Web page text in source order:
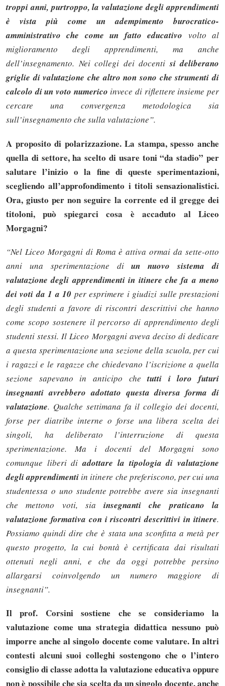
troppi anni, purtroppo, la valutazione degli apprendimenti
è vista più come un adempimento burocratico-
amministrativo che come un fatto educativo volto al
miglioramento degli apprendimenti, ma anche
dell’insegnamento. Nei collegi dei docentisi deliberano
griglie di valutazione che altro non sono che strumenti di
calcolo di un voto numerico invece di riflettere insieme per
cercare una convergenza metodologica sia
sull’insegnamento che sulla valutazione”.
A proposito di polarizzazione. La stampa, spesso anche
quella di settore, ha scelto di usare toni “da stadio” per
salutare l’inizio o la fine di queste sperimentazioni,
scegliendo all’approfondimento i titoli sensazionalistici.
Ora, giusto per non seguire la corrente ed il gregge dei
titoloni, può spiegarci cosa è accaduto al Liceo
Morgagni?
“Nel Liceo Morgagni di Roma è attiva ormai da sette-otto
anni una sperimentazione diun nuovo sistema di
valutazione degli apprendimenti in itinere che fa a meno
dei voti da 1 a 10 per esprimere i giudizi sulle prestazioni
degli studenti a favore di riscontri descrittivi che hanno
come scopo sostenere il percorso di apprendimento degli
studenti stessi. Il Liceo Morgagni aveva deciso di dedicare
a questa sperimentazione una sezione della scuola, per cui
i ragazzi e le ragazze che chiedevano l’iscrizione a quella
sezione sapevano in anticipo chetutti i loro futuri
insegnanti avrebbero adottato questa diversa forma di
valutazione. Qualche settimana fa il collegio dei docenti,
forse per diatribe interne o forse una libera scelta dei
singoli, ha deliberato l’interruzione di questa
sperimentazione. Ma i docenti del Morgagni sono
comunque liberi diadottare la tipologia di valutazione
degli apprendimenti in itinere che preferiscono, per cui una
studentessa o uno studente potrebbe avere sia insegnanti
che mettono voti, siainsegnanti che praticano la
valutazione formativa con i riscontri descrittivi in itinere.
Possiamo quindi dire che è stata una sconfitta a metà per
questo progetto, la cui bontà è certificata dai risultati
ottenuti negli anni, e che da oggi potrebbe persino
allargarsi coinvolgendo un numero maggiore di
insegnanti”.
Il prof. Corsini sostiene che se consideriamo la
valutazione come una strategia didattica nessuno può
imporre anche al singolo docente come valutare. In altri
contesti alcuni suoi colleghi sostengono che o l’intero
consiglio di classe adotta la valutazione educativa oppure
non è possibile che sia scelta da un singolo docente, anche